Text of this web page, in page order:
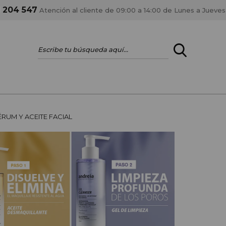
ENTRAR
estar al día en los
Registrar cuenta
204 547 Atención al cliente de 09:00 a 14:00 de Lunes a
Y ACEITE FACIAL